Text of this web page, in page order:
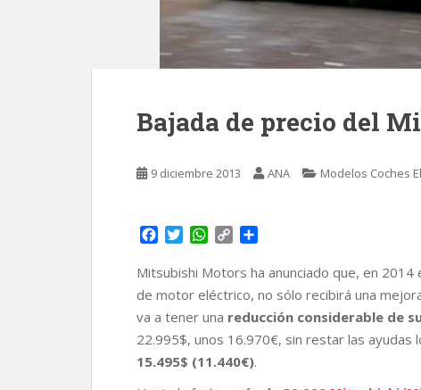
Bajada de precio del
9 diciembre 2013 ANA Modelos Coches
c
e
b
o
o
k
i
t
t
e
r
W
a
t
s
A
p
p
p
y
L
i
n
k
m
p
a
r
t
Mitsubishi Motors ha anunciado que, en
de motor eléctrico, no sólo recibirá una
va a tener una reducción considerable de
22.995$, unos 16.970€, sin restar las ayudas
15.495$ (11.440€).